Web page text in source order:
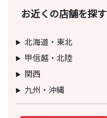
お近くの店舗を探す
北海道・東北
甲信越・北陸
関西
九州・沖縄